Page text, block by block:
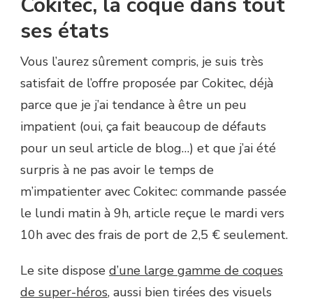
ses états
Vous l’aurez sûrement compris, je suis très
satisfait de l’offre proposée par Cokitec, déjà
parce que je j’ai tendance à être un peu
impatient (oui, ça fait beaucoup de défauts
pour un seul article de blog…) et que j’ai été
surpris à ne pas avoir le temps de
m’impatienter avec Cokitec: commande passée
le lundi matin à 9h, article reçue le mardi vers
10h avec des frais de port de 2,5 € seulement.
Le site dispose d’une large gamme de coques
de super-héros, aussi bien tirées des visuels